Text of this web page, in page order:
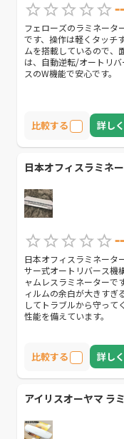
--
フェローズのラミネータ
です、操作は軽くタッチ
ムを搭載しているので、
は、自動逆転/オートリ
スのW機能で安心です。
比較する 詳し
日本オフィスラミネ
--
日本オフィスラミネータ
サー式オートリバース機
ャムレスラミネーターで
ィルムの余白が大きすぎ
してトラブルから守って
性能を備えています。
比較する 詳し
アイリスオーヤマ ラ